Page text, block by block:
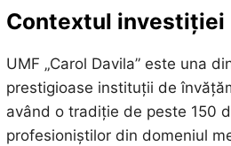
Contextul investiției
UMF „Carol Davila” este una
prestigioase instituții de
având o tradiție de peste 150
profesioniștilor din domeniul